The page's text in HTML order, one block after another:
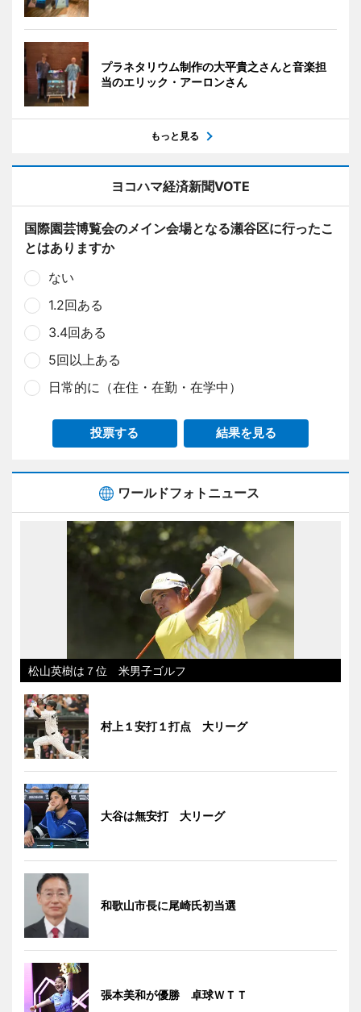
プラネタリウム制作の大平貴之さんと音楽担
当のエリック・アーロンさん
もっと見る
ヨコハマ経済新聞VOTE
国際園芸博覧会のメイン会場となる瀬谷区に行ったこ
とはありますか
ない
1.2回ある
3.4回ある
5回以上ある
日常的に（在住・在勤・在学中）
投票する 結果を見る
ワールドフォトニュース
松山英樹は７位 米男子ゴルフ
村上１安打１打点 大リーグ
大谷は無安打 大リーグ
和歌山市長に尾崎氏初当選
張本美和が優勝 卓球ＷＴＴ